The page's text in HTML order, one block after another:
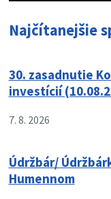
Najčítanejšie
30. zasadnutie
investícií
7. 8. 2026
Údržbár/
Humennom